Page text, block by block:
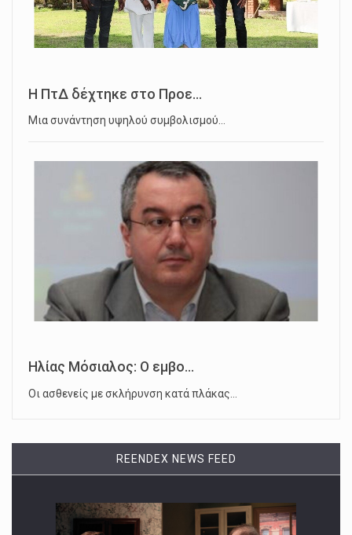
Η ΠτΔ δέχτηκε στο Προε...
Μια συνάντηση υψηλού συμβολισμού…
Ηλίας Μόσιαλος: Ο εμβο...
Οι ασθενείς με σκλήρυνση κατά πλάκας…
REENDEX NEWS FEED